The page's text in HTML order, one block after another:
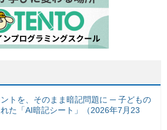
トを、そのまま暗記問題に ─ 子どもの
た「AI暗記シート」（2026年7月23